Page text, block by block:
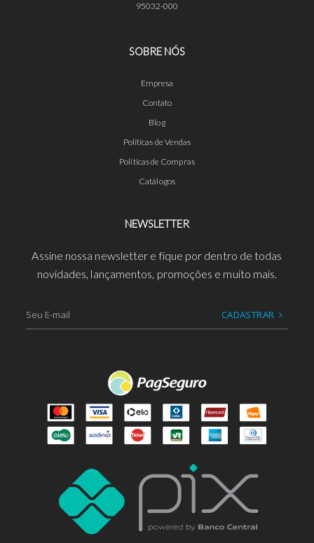
95032-000
SOBRE NÓS
Empresa
Contato
Blog
Políticas de Vendas
Políticas de Compras
Catálogos
NEWSLETTER
Assine nossa newsletter e fique por dentro de todas
novidades, lançamentos, promoções e muito mais.
CADASTRAR